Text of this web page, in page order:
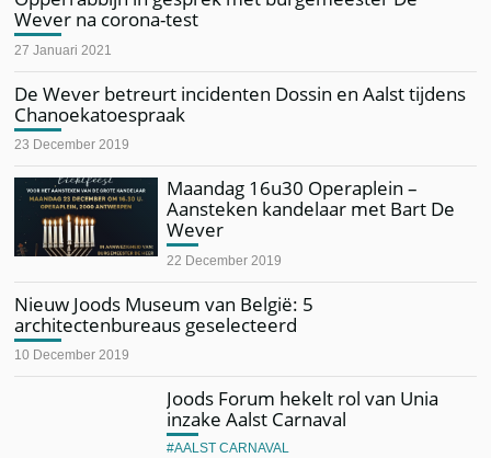
Wever na corona-test
27 Januari 2021
De Wever betreurt incidenten Dossin en Aalst tijdens
Chanoekatoespraak
23 December 2019
Maandag 16u30 Operaplein –
Aansteken kandelaar met Bart De
Wever
22 December 2019
Nieuw Joods Museum van België: 5
architectenbureaus geselecteerd
10 December 2019
Joods Forum hekelt rol van Unia
inzake Aalst Carnaval
AALST CARNAVAL